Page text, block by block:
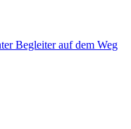
Begleiter auf dem Weg